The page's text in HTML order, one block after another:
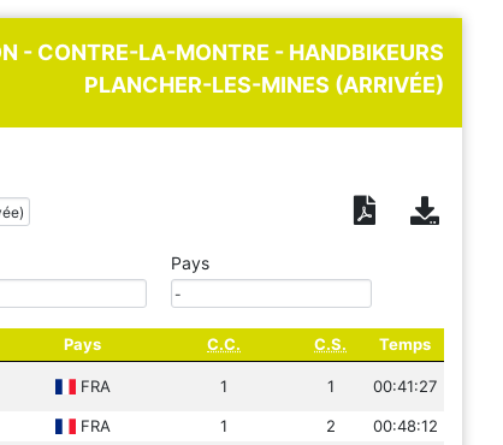
- CONTRE-LA-MONTRE - HANDBIKEURS
PLANCHER-LES-MINES (ARRIVÉE)
Pays
Pays C.C. C.S. Temps
FRA 1 1 00:41:27
FRA 1 2
00:48:12